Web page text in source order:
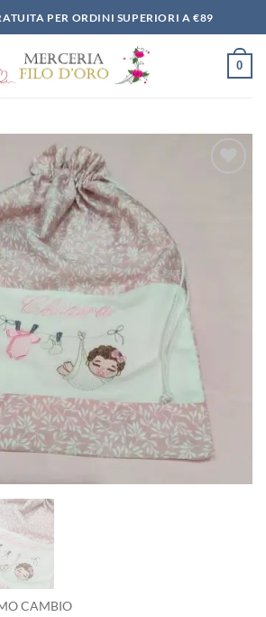
PER ORDINI SUPERIORI A €89
0
CAMBIO